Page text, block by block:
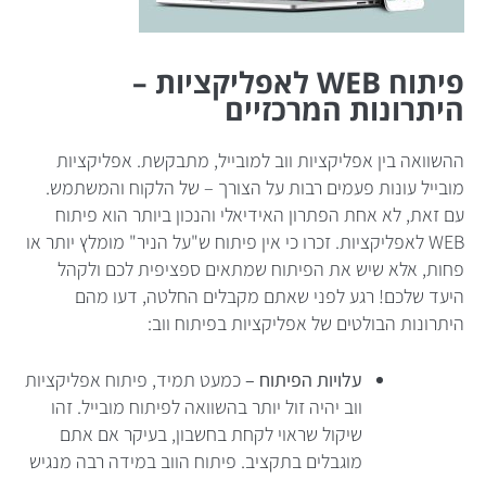
פיתוח WEB לאפליקציות –
היתרונות המרכזיים
ההשוואה בין אפליקציות ווב למובייל, מתבקשת. אפליקציות
מובייל עונות פעמים רבות על הצורך – של הלקוח והמשתמש.
עם זאת, לא אחת הפתרון האידיאלי והנכון ביותר הוא פיתוח
WEB לאפליקציות. זכרו כי אין פיתוח ש"על הניר" מומלץ יותר או
פחות, אלא שיש את הפיתוח שמתאים ספציפית לכם ולקהל
היעד שלכם! רגע לפני שאתם מקבלים החלטה, דעו מהם
היתרונות הבולטים של אפליקציות בפיתוח ווב:
עלויות הפיתוח –כמעט תמיד, פיתוח אפליקציות
ווב יהיה זול יותר בהשוואה לפיתוח מובייל. זהו
שיקול שראוי לקחת בחשבון, בעיקר אם אתם
מוגבלים בתקציב. פיתוח הווב במידה רבה מנגיש